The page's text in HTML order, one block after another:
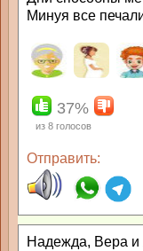
Минуя все
37%
из 8 голосов
Отправить:
Надежда, Вера